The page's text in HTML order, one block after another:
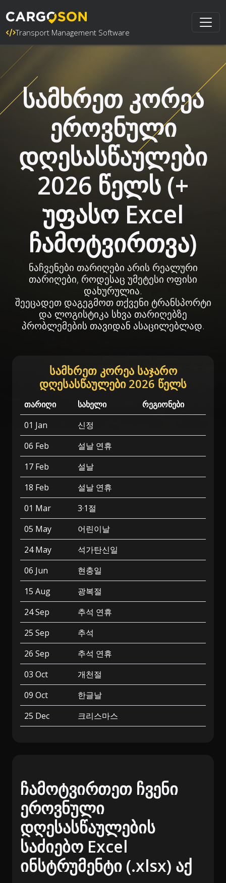
Transport Management Software
სამხრეთ კორეა
ეროვნული
დღესასწაულები
2026 წელს (+
უფასო Excel
ჩამოტვირთვა)
ნაჩვენები თარიღები არის რეალური
თარიღები, როდესაც უმეტესი ოფისი
დახურულია.
შეეცადეთ დაგეგმოთ თქვენი ტრანსპორტი
და ლოგისტიკა სხვა თარიღებზე
პრობლემების თავიდან ასაცილებლად.
სამხრეთ კორეა საჯარო
დღესასწაულები 2026 წელს
თარიღი სახელი
რეგიონები
01 Jan
신정
06 Feb
설날 연휴
17 Feb
설날
18 Feb
설날 연휴
01 Mar
3·1절
05 May
어린이날
24 May
석가탄신일
06 Jun
현충일
15 Aug
광복절
24 Sep
추석 연휴
25 Sep
추석
26 Sep
추석 연휴
03 Oct
개천절
09 Oct
한글날
25 Dec
크리스마스
ჩამოტვირთეთ ჩვენი
ეროვნული
დღესასწაულების
საძიებო Excel
ინსტრუმენტი (.xlsx) აქ